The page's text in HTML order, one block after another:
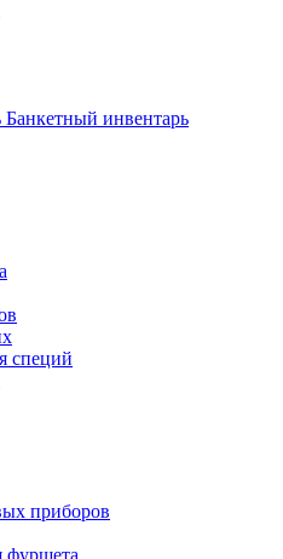
Банкетный инвентарь
специй
приборов
фуршета